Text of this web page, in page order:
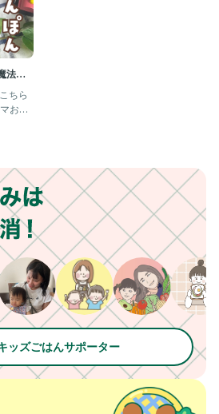
法の
ちら
お助
ッズごはんサポーター